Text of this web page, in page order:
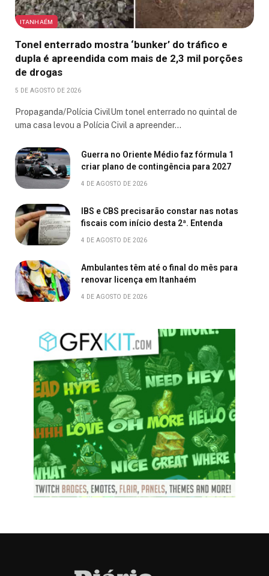
ITANHAÉM
Tonel enterrado mostra ‘bunker’ do tráfico e
dupla é apreendida com mais de 2,3 mil porções
de drogas
5 DE AGOSTO DE 2026
Propaganda/Polícia CivilUm tonel enterrado no quintal de
uma casa levou a Polícia Civil a apreender…
Guerra no Oriente Médio faz fórmula 1
criar plano de contingência para 2027
4 DE AGOSTO DE 2026
IBS e CBS precisarão constar nas notas
fiscais com início desta 2ª. Entenda
4 DE AGOSTO DE 2026
Ambulantes têm até o final do mês para
renovar licença em Itanhaém
4 DE AGOSTO DE 2026